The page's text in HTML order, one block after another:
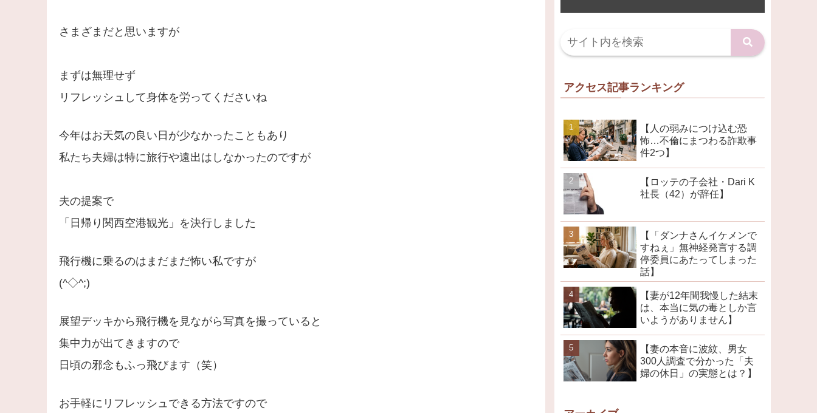
さまざまだと思いますが
まずは無理せず
リフレッシュして身体を労ってくださいね
今年はお天気の良い日が少なかったこともあり
私たち夫婦は特に旅行や遠出はしなかったのですが
夫の提案で
「日帰り関西空港観光」を決行しました
飛行機に乗るのはまだまだ怖い私ですが
(^◇^;)
展望デッキから飛行機を見ながら写真を撮っていると
集中力が出てきますので
日頃の邪念もふっ飛びます（笑）
お手軽にリフレッシュできる方法ですので
アクセス記事ランキング
【人の弱みにつけ込む恐
怖…不倫にまつわる詐欺事
件2つ】
【ロッテの子会社・Dari K
社長（42）が辞任】
【「ダンナさんイケメンで
すねぇ」無神経発言する調
停委員にあたってしまった
話】
【妻が12年間我慢した結末
は、本当に気の毒としか言
いようがありません】
【妻の本音に波紋、男女
300人調査で分かった「夫
婦の休日」の実態とは？】